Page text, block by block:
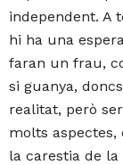
independent. A
hi ha una
faran un frau,
si guanya,
realitat, però
molts aspectes,
la carestia de